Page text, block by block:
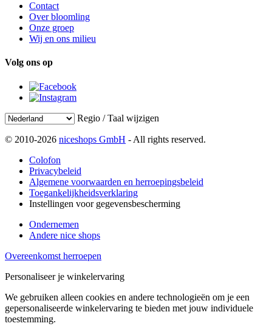
Contact
Over bloomling
Onze groep
Wij en ons milieu
Volg ons op
Regio / Taal wijzigen
© 2010-2026 niceshops GmbH - All rights reserved.
Colofon
Privacybeleid
Algemene voorwaarden en herroepingsbeleid
Toegankelijkheidsverklaring
Instellingen voor gegevensbescherming
Ondernemen
Andere nice shops
Overeenkomst herroepen
Personaliseer je winkelervaring
We gebruiken alleen cookies en andere technologieën om je een
gepersonaliseerde winkelervaring te bieden met jouw individuele
toestemming.